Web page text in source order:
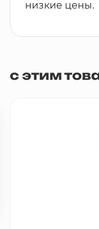
низкие цены.
с этим